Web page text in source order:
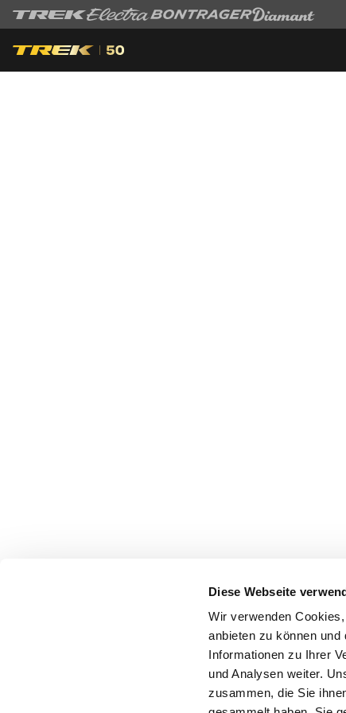
Diese Webseite
Wir verwenden
anbieten zu können
Informationen zu Ihrer
und Analysen weiter.
zusammen, die Sie